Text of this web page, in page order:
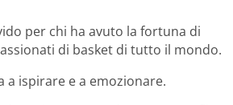
per chi ha avuto la fortuna di
di basket di tutto il mondo.
a ispirare e a emozionare.